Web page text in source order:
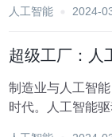
中生有的内容也
人工智能 2024-
超级工厂：人
制造业与人工智
时代。人工智能